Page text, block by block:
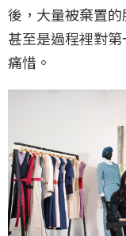
後，大量被棄置
甚至是過程裡對
痛惜。